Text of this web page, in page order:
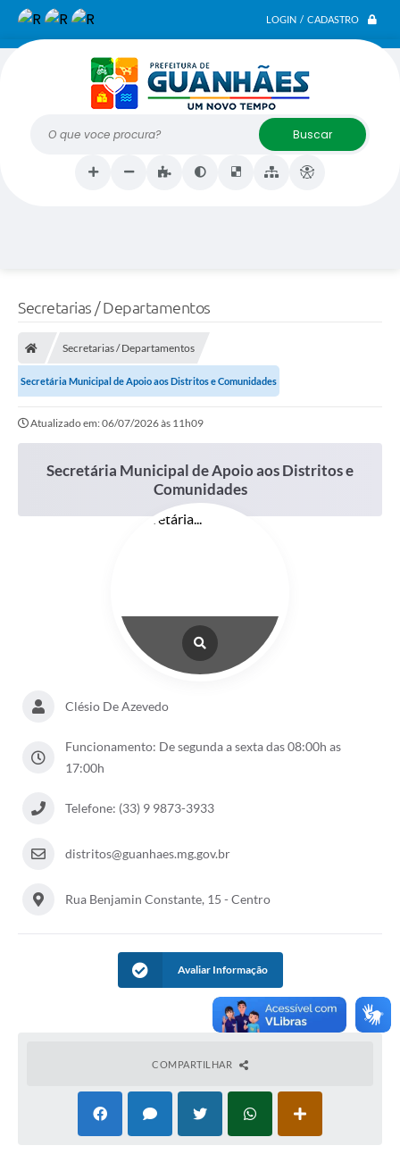
LOGIN / CADASTRO
O que voce procura?
Secretarias / Departamentos
Secretarias / Departamentos
Secretária Municipal de Apoio aos Distritos e Comunidades
Atualizado em: 06/07/2026 às 11h09
Secretária Municipal de Apoio aos Distritos e
Comunidades
Clésio De Azevedo
Funcionamento: De segunda a sexta das 08:00h as
17:00h
Telefone: (33) 9 9873-3933
distritos@guanhaes.mg.gov.br
Rua Benjamin Constante, 15 - Centro
Avaliar Informação
COMPARTILHAR